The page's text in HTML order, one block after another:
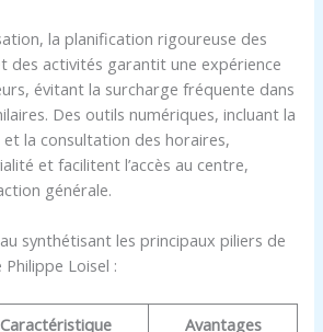
la planification rigoureuse des
des activités garantit une expérience
évitant la surcharge fréquente dans
Des outils numériques, incluant la
la consultation des horaires,
et facilitent l’accès au centre,
générale.
synthétisant les principaux piliers de
Loisel :
Caractéristique Avantages